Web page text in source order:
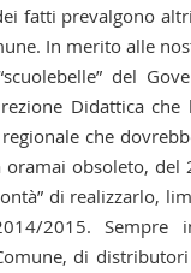
fatti prevalgono
In merito alle
del
Didattica
che
obsoleto, del
di realizzarlo,
2015.
di